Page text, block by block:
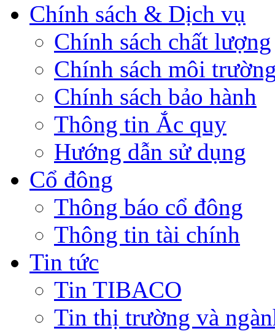
Chính sách & Dịch vụ
Chính sách chất lượng
Chính sách môi
Chính sách bảo hành
Thông tin Ắc quy
Hướng dẫn sử dụng
Cổ đông
Thông báo cổ đông
Thông tin tài chính
Tin tức
Tin TIBACO
Tin thị trường và